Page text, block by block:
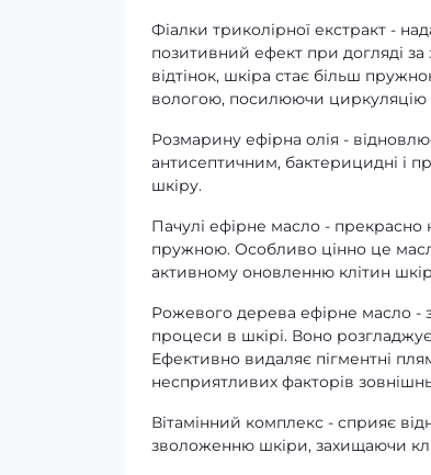
Фіалки триколірної екстракт -
позитивний ефект при догляді
відтінок, шкіра стає більш
вологою, посилюючи циркуляцію
Розмарину ефірна олія -
антисептичним, бактерицидні і
шкіру.
Пачулі ефірне масло - прекрасно
пружною. Особливо цінно це
активному оновленню клітин
Рожевого дерева ефірне масло -
процеси в шкірі. Воно
Ефективно видаляє пігментні
несприятливих факторів
Вітамінний комплекс - сприяє
зволоженню шкіри, захищаючи